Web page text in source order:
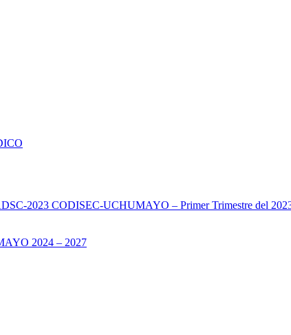
2023 CODISEC-UCHUMAYO – Primer Trimestre del
2024 – 2027